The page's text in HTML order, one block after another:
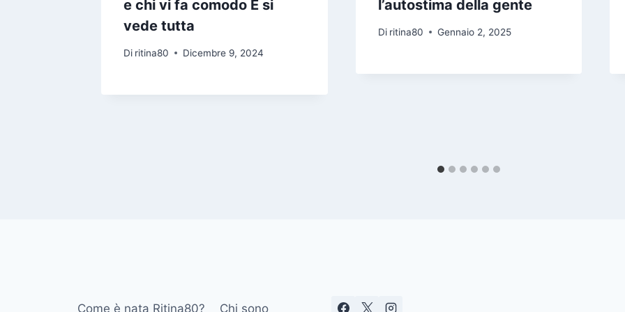
e chi vi fa comodo E si
vede tutta
Di ritina80 Dicembre 9, 2024
l’autostima della gente
Di ritina80 Gennaio 2, 2025
Come è nata Ritina80? Chi sono